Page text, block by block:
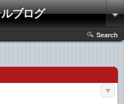
ブログ
Search